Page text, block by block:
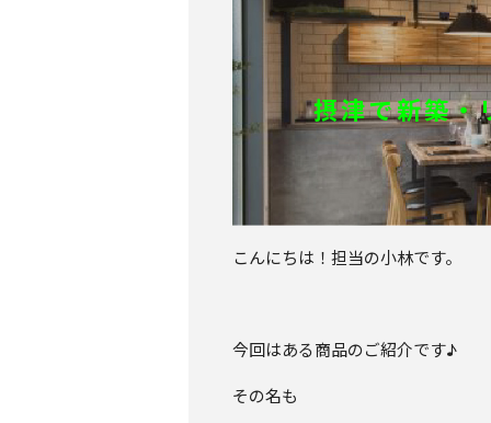
摂津で新築
こんにちは！担当の小林です。
今回はある商品のご紹介です♪
その名も